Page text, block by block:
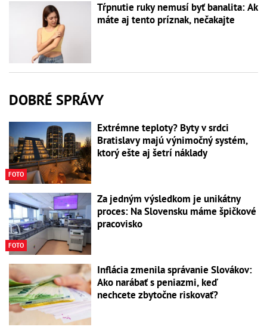
Tŕpnutie ruky nemusí byť banalita: Ak
máte aj tento príznak, nečakajte
DOBRÉ SPRÁVY
FOTO
Extrémne teploty? Byty v srdci
Bratislavy majú výnimočný systém,
ktorý ešte aj šetrí náklady
FOTO
Za jedným výsledkom je unikátny
proces: Na Slovensku máme špičkové
pracovisko
Inflácia zmenila správanie Slovákov:
Ako narábať s peniazmi, keď
nechcete zbytočne riskovať?